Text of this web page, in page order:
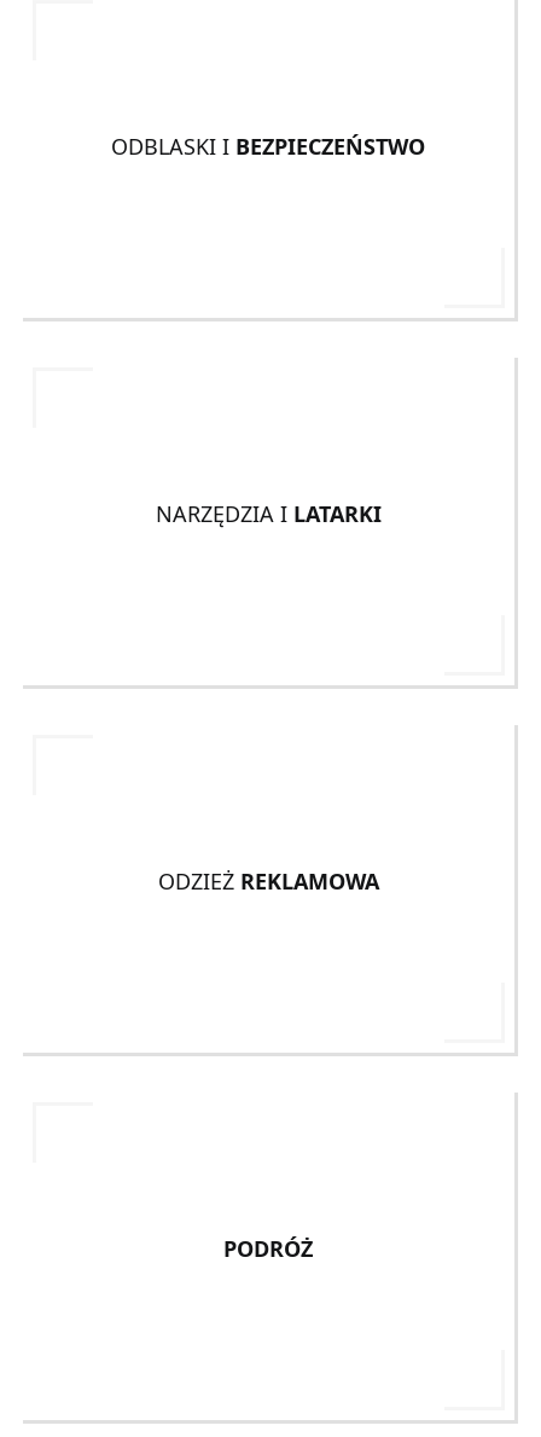
ODBLASKI I BEZPIECZEŃSTWO
NARZĘDZIA I LATARKI
ODZIEŻ REKLAMOWA
PODRÓŻ